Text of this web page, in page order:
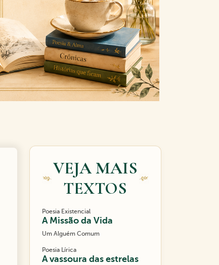
Next
VEJA MAIS
TEXTOS
Poesia Existencial
A Missão da Vida
Um Alguém Comum
Poesia Lírica
A vassoura das estrelas